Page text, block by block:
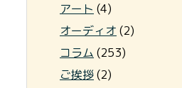
アート (4)
オーディオ (2)
コラム (253)
ご挨拶(2)